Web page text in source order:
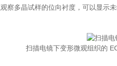
察多晶试样的位向衬度，可以显示
扫描电镜下变形微观组织的